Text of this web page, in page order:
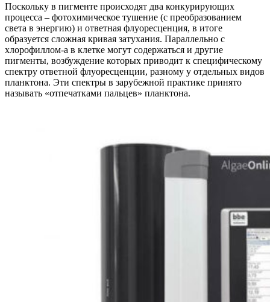
Поскольку в пигменте происходят два конкурирующих
процесса – фотохимическое тушение (с преобразованием
света в энергию) и ответная флуоресценция, в итоге
образуется сложная кривая затухания. Параллельно с
хлорофиллом-а в клетке могут содержаться и другие
пигменты, возбуждение которых приводит к специфическому
спектру ответной флуоресценции, разному у отдельных видов
планктона. Эти спектры в зарубежной практике принято
называть «отпечатками пальцев» планктона.